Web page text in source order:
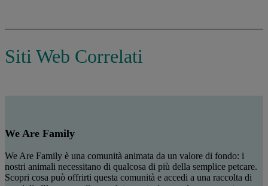
Siti Web Correlati
We Are Family
We Are Family è una comunità animata da un valore di fondo: i
nostri animali necessitano di qualcosa di più della semplice petcare.
Scopri cosa può offrirti questa comunità e accedi a una raccolta di